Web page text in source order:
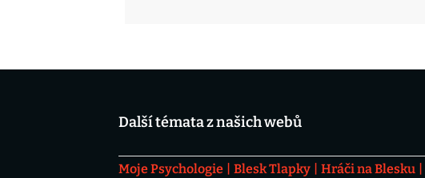
Další témata z našich webů
Moje Psychologie Blesk Tlapky Hráči na Blesku